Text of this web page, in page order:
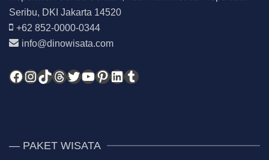
Seribu, DKI Jakarta 14520
+62 852-0000-0344
info@dinowisata.com
Facebook
Instagram
TikTok
Threads
Twitter
YouTube
Pinterest
LinkedIn
Tumblr
— PAKET WISATA